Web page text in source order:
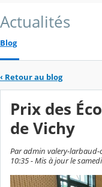
Actualités
Blog
‹ Retour au blog
Prix des
de Vichy
Par admin valery-
10:35 - Mis à jour le